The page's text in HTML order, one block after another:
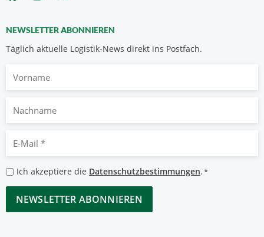
NEWSLETTER ABONNIEREN
Täglich aktuelle Logistik-News direkt ins Postfach.
Vorname
Nachname
Mail
*
Datenschutzbestimmungen
*
Ich akzeptiere die Datenschutzbestimmungen.*
CAPTCHA